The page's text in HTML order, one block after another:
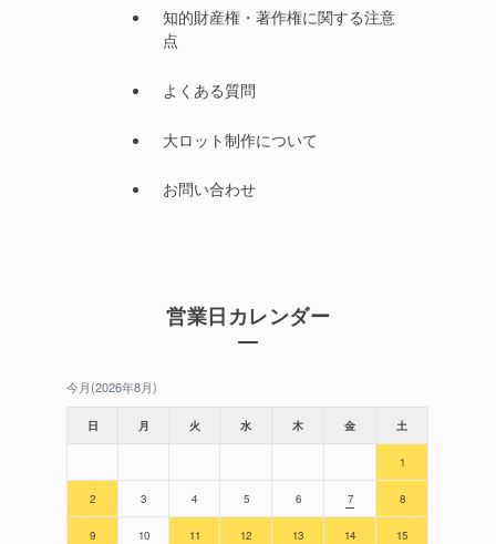
知的財産権・著作権に関する注意
点
よくある質問
大ロット制作について
お問い合わせ
営業日カレンダー
今月(2026年8月)
日 月 火 水 木 金 土
1
2 3 4 5 6 7 8
9 10 11 12 13 14 15